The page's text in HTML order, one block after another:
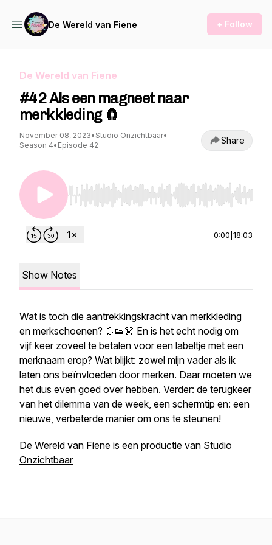
De Wereld van Fiene + Follow
De Wereld van Fiene
#42 Als een magneet naar
merkkleding 🧲
November 08, 2023• Studio Onzichtbaar•
Season 4• Episode 42 Share
Use Left/Right to seek, Home/End to jump to
0:00 18:03
Show Notes
Wat is toch die aantrekkingskracht van merkkleding
en merkschoenen? 👢👟👗 En is het echt nodig om
vijf keer zoveel te betalen voor een labeltje met een
merknaam erop? Wat blijkt: zowel mijn vader als ik
laten ons beïnvloeden door merken. Daar moeten we
het dus even goed over hebben. Verder: de terugkeer
van het dilemma van de week, een schermtip en: een
nieuwe, verbeterde manier om ons te steunen!
De Wereld van Fiene is een productie van Studio
Onzichtbaar